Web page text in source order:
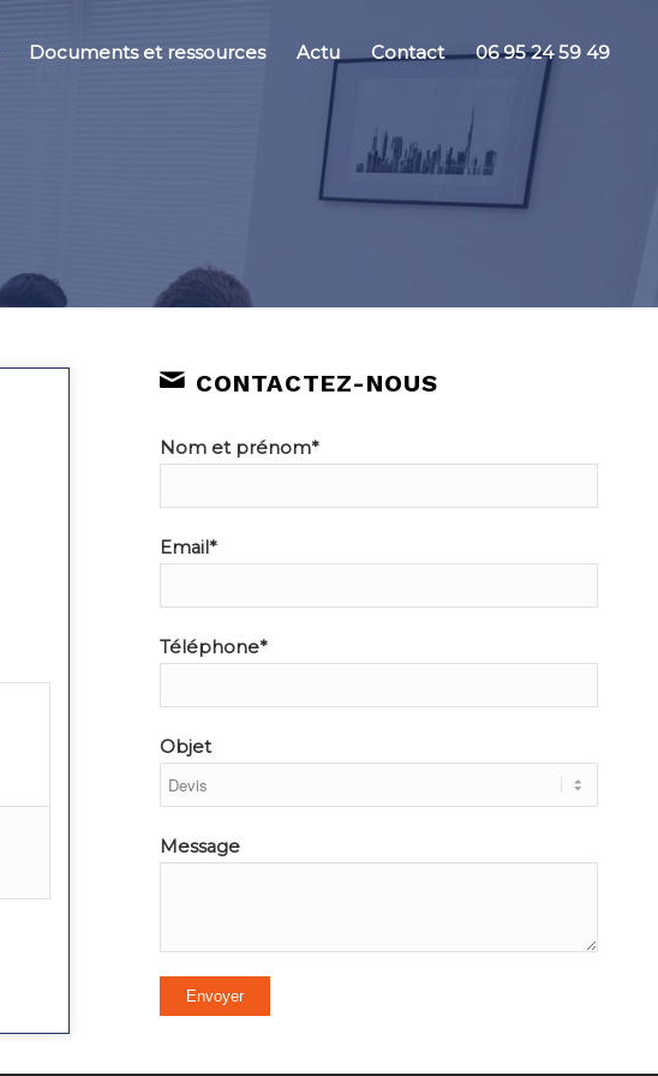
Documents et ressources Actu Contact 06 95 24 59 49
CONTACTEZ-NOUS
Nom et prénom*
Email*
Téléphone*
Objet
Message